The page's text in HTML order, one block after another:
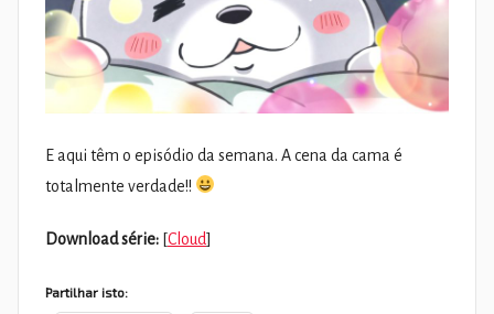
E aqui têm o episódio da semana. A cena da cama é
totalmente verdade!!
Download série: [Cloud]
Partilhar isto: